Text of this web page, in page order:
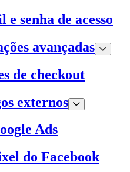
e senha de acesso
avançadas
de checkout
externos
Ads
do Facebook